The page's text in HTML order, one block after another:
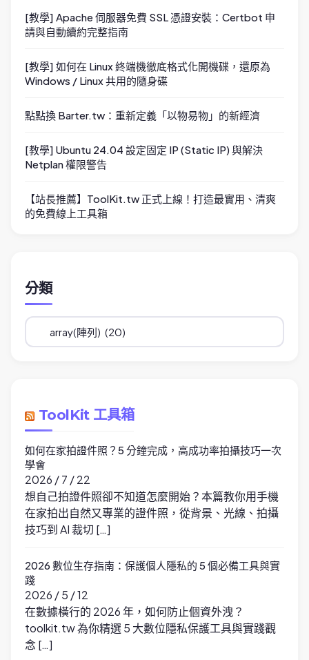
[教學] Apache 伺服器免費 SSL 憑證安裝：Certbot 申
請與自動續約完整指南
[教學] 如何在 Linux 終端機徹底格式化開機碟，還原為
Windows / Linux 共用的隨身碟
點點換 Barter.tw：重新定義「以物易物」的新經濟
[教學] Ubuntu 24.04 設定固定 IP (Static IP) 與解決
Netplan 權限警告
【站長推薦】ToolKit.tw 正式上線！打造最實用、清爽
的免費線上工具箱
分類
分
類
ToolKit 工具箱
如何在家拍證件照？5 分鐘完成，高成功率拍攝技巧一次
學會
2026 / 7 / 22
想自己拍證件照卻不知道怎麼開始？本篇教你用手機
在家拍出自然又專業的證件照，從背景、光線、拍攝
技巧到 AI 裁切 […]
2026 數位生存指南：保護個人隱私的 5 個必備工具與實
踐
2026 / 5 / 12
在數據橫行的 2026 年，如何防止個資外洩？
toolkit.tw 為你精選 5 大數位隱私保護工具與實踐觀
念 […]